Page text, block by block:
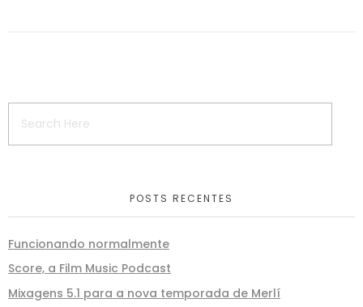
POSTS RECENTES
Funcionando normalmente
Score, a Film Music Podcast
Mixagens 5.1 para a nova temporada de Merlí